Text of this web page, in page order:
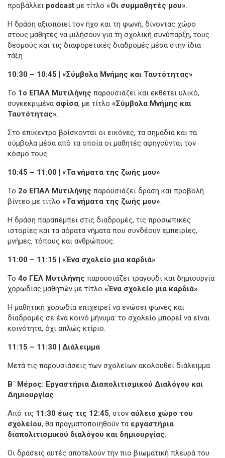
προβάλλει podcast με τίτλο «Οι συμμαθητές μου»
Η δράση αξιοποιεί τον ήχο και τη φωνή, δίνοντας χώρο
στους μαθητές να μιλήσουν για τη σχολική συνύπαρξη, τους
δεσμούς και τις διαφορετικές διαδρομές μέσα στην ίδια
τάξη.
10:30 – 10:45 | «Σύμβολα Μνήμης και Ταυτότητας»
Το 1ο ΕΠΑΛ Μυτιλήνης παρουσιάζει και εκθέτει υλικό,
συγκεκριμένα αφίσα, με τίτλο «Σύμβολα Μνήμης και
Ταυτότητας»
Στο επίκεντρο βρίσκονται οι εικόνες, τα σημάδια και τα
σύμβολα μέσα από τα οποία οι μαθητές αφηγούνται τον
κόσμο τους.
10:45 – 11:00 | «Τα νήματα της ζωής μου»
Το 2ο ΕΠΑΛ Μυτιλήνης παρουσιάζει δράση και προβολή
βίντεο με τίτλο «Τα νήματα της ζωής μου»
Η δράση παραπέμπει στις διαδρομές, τις προσωπικές
ιστορίες και τα αόρατα νήματα που συνδέουν εμπειρίες,
μνήμες, τόπους και ανθρώπους.
11:00 – 11:15 | «Ένα σχολείο μια καρδιά»
Το 4ο ΓΕΛ Μυτιλήνης παρουσιάζει τραγούδι και δημιουργία
χορωδίας μαθητών με τίτλο «Ένα σχολείο μια καρδιά»
Η μαθητική χορωδία επιχειρεί να ενώσει φωνές και
διαδρομές σε ένα κοινό μήνυμα: το σχολείο μπορεί να είναι
κοινότητα, όχι απλώς κτίριο.
11:15 – 11:30 | Διάλειμμα
Μετά τις παρουσιάσεις των σχολείων ακολουθεί διάλειμμα.
Β΄ Μέρος: Εργαστήρια Διαπολιτισμικού Διαλόγου και
Δημιουργίας
Από τις 11:30 έως τις 12:45, στον αύλειο χώρο του
σχολείου, θα πραγματοποιηθούν τα εργαστήρια
διαπολιτισμικού διαλόγου και δημιουργίας
Οι δράσεις αυτές αποτελούν την πιο βιωματική πλευρά του